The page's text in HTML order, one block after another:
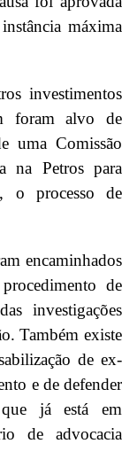
máxima
investimentos
foram alvo de
uma Comissão
na Petros para
o processo de
encaminhados
de
investigações
Também existe
de ex-
e de defender
já está em
de advocacia